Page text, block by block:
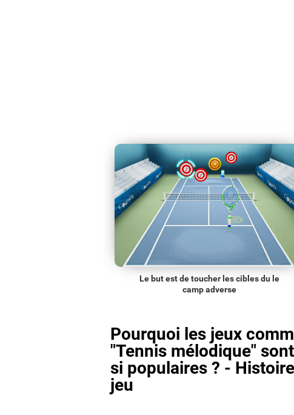
Le but est de toucher les cibles du le
camp adverse
Pourquoi les jeux
"Tennis mélodique"
si populaires ? -
jeu